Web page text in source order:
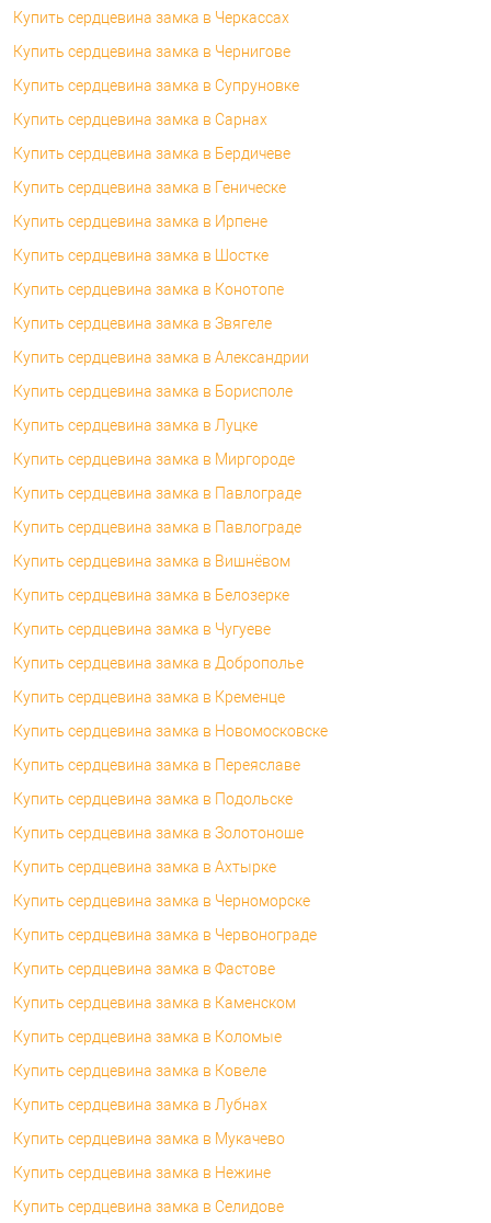
Купить сердцевина замка в Черкассах
Купить сердцевина замка в Чернигове
Купить сердцевина замка в Супруновке
Купить сердцевина замка в Сарнах
Купить сердцевина замка в Бердичеве
Купить сердцевина замка в Геническе
Купить сердцевина замка в Ирпене
Купить сердцевина замка в Шостке
Купить сердцевина замка в Конотопе
Купить сердцевина замка в Звягеле
Купить сердцевина замка в Александрии
Купить сердцевина замка в Борисполе
Купить сердцевина замка в Луцке
Купить сердцевина замка в Миргороде
Купить сердцевина замка в Павлограде
Купить сердцевина замка в Павлограде
Купить сердцевина замка в Вишнёвом
Купить сердцевина замка в Белозерке
Купить сердцевина замка в Чугуеве
Купить сердцевина замка в Доброполье
Купить сердцевина замка в Кременце
Купить сердцевина замка в Новомосковске
Купить сердцевина замка в Переяславе
Купить сердцевина замка в Подольске
Купить сердцевина замка в Золотоноше
Купить сердцевина замка в Ахтырке
Купить сердцевина замка в Черноморске
Купить сердцевина замка в Червонограде
Купить сердцевина замка в Фастове
Купить сердцевина замка в Каменском
Купить сердцевина замка в Коломые
Купить сердцевина замка в Ковеле
Купить сердцевина замка в Лубнах
Купить сердцевина замка в Мукачево
Купить сердцевина замка в Нежине
Купить сердцевина замка в Селидове